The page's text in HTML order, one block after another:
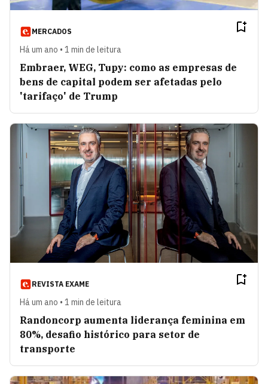
MERCADOS
Há um ano • 1 min de leitura
Embraer, WEG, Tupy: como as empresas de
bens de capital podem ser afetadas pelo
'tarifaço' de Trump
REVISTA EXAME
Há um ano • 1 min de leitura
Randoncorp aumenta liderança feminina em
80%, desafio histórico para setor de
transporte